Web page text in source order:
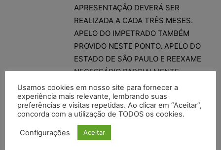
APRESENTAÇÃO DEVERÁ SER
REALIZADA A CADA TRÊS MESES.
APELO DO IMPETRADO TAMBÉM
PROVIDO NESTE PONTO. APELO DO
ESTADO DE SÃO PAULO E REEXAME
NECESSÁRIO PARCIALMENTE
PROVIDOS.
(TJSP; Apelação 4005166-
72.2013.8.26.0362; Relator (a): Flora
Maria Nesi Tossi Silva; Órgão
Julgador: 13ª Câmara de Direito
Usamos cookies em nosso site para fornecer a
experiência mais relevante, lembrando suas
preferências e visitas repetidas. Ao clicar em “Aceitar”,
concorda com a utilização de TODOS os cookies.
Configurações Aceitar